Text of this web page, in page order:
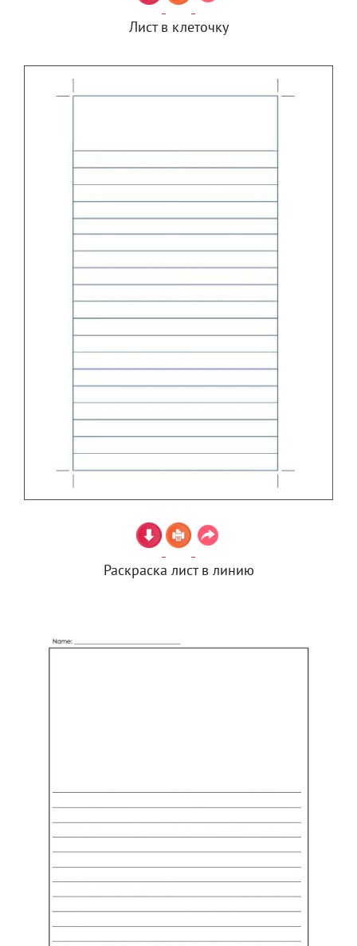
Лист в клеточку
Раскраска лист в линию